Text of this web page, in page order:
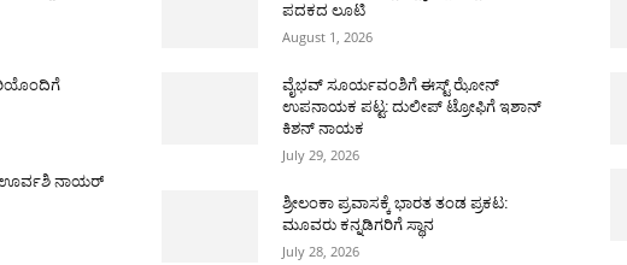
ಊರ್ವಶಿ ನಾಯರ್
ಪದಕದ ಲೂಟಿ
August 1, 2026
ವೈಭವ್ ಸೂರ್ಯವಂಶಿಗೆ ಈಸ್ಟ್ ಝೋನ್
ಉಪನಾಯಕ ಪಟ್ಟ: ದುಲೀಪ್ ಟ್ರೋಫಿಗೆ ಇಶಾನ್
ಕಿಶನ್ ನಾಯಕ
July 29, 2026
ಶ್ರೀಲಂಕಾ ಪ್ರವಾಸಕ್ಕೆ ಭಾರತ ತಂಡ ಪ್ರಕಟ:
ಮೂವರು ಕನ್ನಡಿಗರಿಗೆ ಸ್ಥಾನ
July 28, 2026